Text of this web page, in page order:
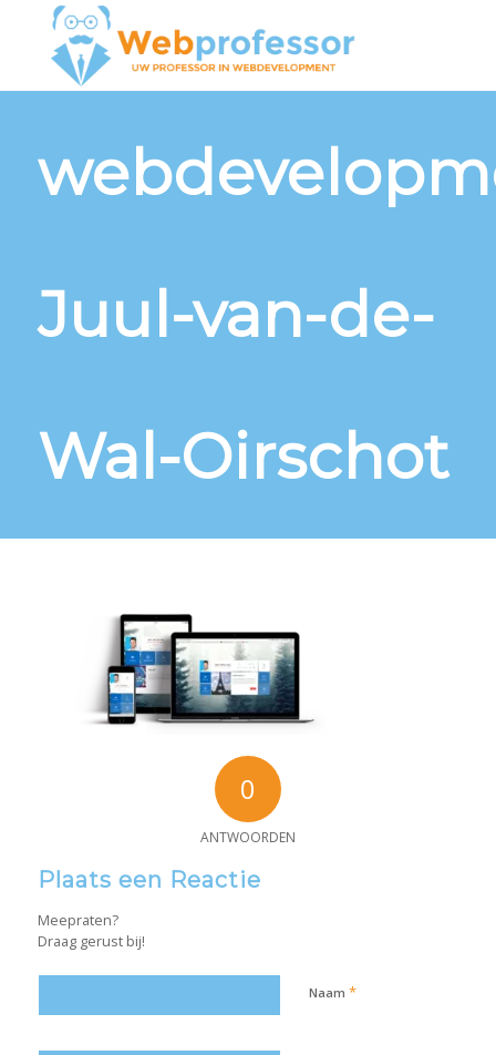
Juul-van-de-
Wal-Oirschot
0
ANTWOORDEN
Plaats een Reactie
Meepraten?
Draag gerust bij!
Naam *